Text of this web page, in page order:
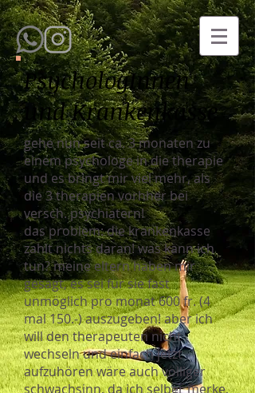
PsychologInnen
und Krankenkasse
gehe nun seit ca. 3 monaten zu
einem psychologe in die therapie
und es bringt mir viel mehr, als
die 3 therapien vorhher bei
versch. psychiatern!
das problem: die krankenkasse
zahlt nichts daran! was kann ich
tun? meine eltern haben mir
gesagt, es sei für sie fast
unmöglich pro monat 600 fr. (4
mal 150.-) auszugeben! aber ich
will den therapeuten nicht
wechseln und einfach jetzt
aufzuhören wäre auch völliger
schwachsinn, da ich selber merke,